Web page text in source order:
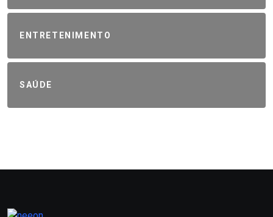
ENTRETENIMENTO
SAÚDE